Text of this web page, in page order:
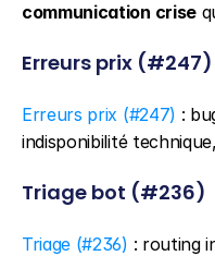
communication crise
Erreurs prix (#247)
Erreurs prix (#247) :
indisponibilité
Triage bot (#236)
Triage (#236)